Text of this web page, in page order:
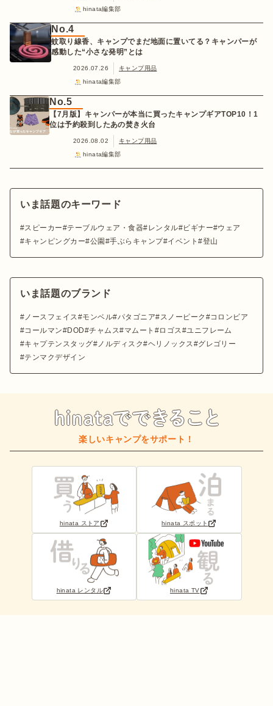
hinata編集部
No.4
蚊取り線香、キャンプでまだ地面に置いてる？キャンパーが
感動した“小さな発明”とは
2026.07.26
キャンプ用品
hinata編集部
No.5
【7月版】キャンパーが本当に買ったキャンプギアTOP10！1
位は予約殺到したあの焚き火台
2026.08.02
キャンプ用品
hinata編集部
いま話題のキーワード
スピーカー テーブルウェア・食器 レンタル ビギナー
ウェア
キャンピングカー 公園 手ぶらキャンプ イベント 登山
いま話題のブランド
ノースフェイス モンベル パタゴニア スノーピーク
コロンビア
コールマン
DOD チャムス マムート ロゴス
ユニフレーム
キャプテンスタッグ
ノルディスク ヘリノックス
グレゴリー
テンマクデザイン
楽しいキャンプをサポート！
hinata ストア hinata スポット
hinata レンタル hinata TV